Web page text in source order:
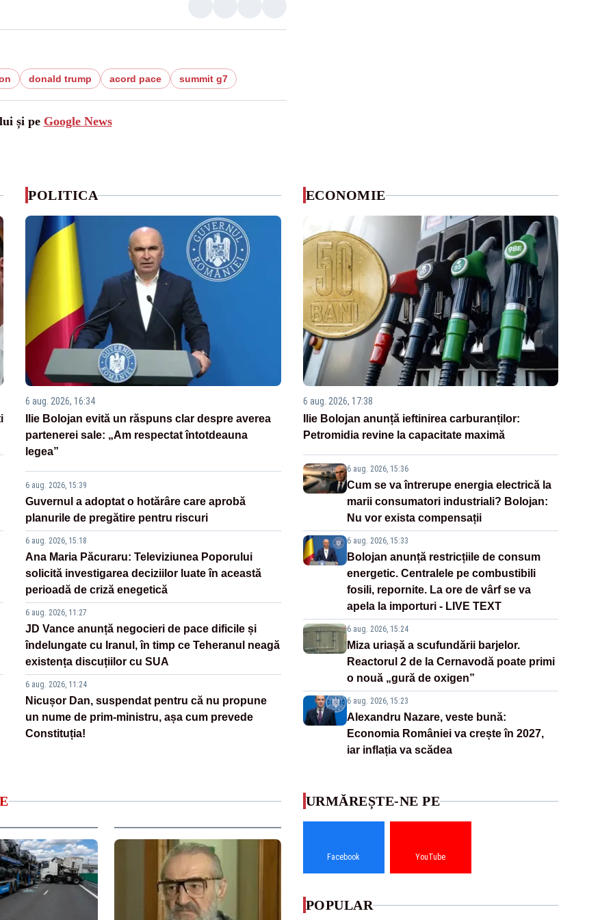
donald trump acord pace summit g7
și pe Google News
POLITICA
6 aug. 2026, 16:34
Ilie Bolojan evită un răspuns clar despre averea
partenerei sale: „Am respectat întotdeauna
legea”
6 aug. 2026, 15:39
Guvernul a adoptat o hotărâre care aprobă
planurile de pregătire pentru riscuri
6 aug. 2026, 15:18
Ana Maria Păcuraru: Televiziunea Poporului
solicită investigarea deciziilor luate în această
perioadă de criză enegetică
6 aug. 2026, 11:27
JD Vance anunță negocieri de pace dificile și
îndelungate cu Iranul, în timp ce Teheranul neagă
existența discuțiilor cu SUA
6 aug. 2026, 11:24
Nicușor Dan, suspendat pentru că nu propune
un nume de prim-ministru, așa cum prevede
Constituția!
ECONOMIE
6 aug. 2026, 17:38
Ilie Bolojan anunță ieftinirea carburanților:
Petromidia revine la capacitate maximă
6 aug. 2026, 15:36
Cum se va întrerupe energia electrică la
marii consumatori industriali? Bolojan:
Nu vor exista compensații
6 aug. 2026, 15:33
Bolojan anunță restricțiile de consum
energetic. Centralele pe combustibili
fosili, repornite. La ore de vârf se va
apela la importuri - LIVE TEXT
6 aug. 2026, 15:24
Miza uriașă a scufundării barjelor.
Reactorul 2 de la Cernavodă poate primi
o nouă „gură de oxigen”
6 aug. 2026, 15:23
Alexandru Nazare, veste bună:
Economia României va crește în 2027,
iar inflația va scădea
URMĂREȘTE-NE PE
Facebook YouTube
POPULAR